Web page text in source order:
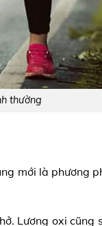
thường
mới là phương
Lượng oxi cũng